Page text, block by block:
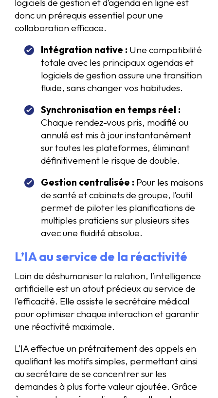
donc un prérequis essentiel pour une
collaboration efficace.
Intégration native : Une compatibilité
totale avec les principaux agendas et
logiciels de gestion assure une transition
fluide, sans changer vos habitudes.
Synchronisation en temps réel :
Chaque rendez-vous pris, modifié ou
annulé est mis à jour instantanément
sur toutes les plateformes, éliminant
définitivement le risque de double.
Gestion centralisée : Pour les maisons
de santé et cabinets de groupe, l’outil
permet de piloter les planifications de
multiples praticiens sur plusieurs sites
avec une fluidité absolue.
L’IA au service de la réactivité
Loin de déshumaniser la relation, l’intelligence
artificielle est un atout précieux au service de
l’efficacité. Elle assiste le secrétaire médical
pour optimiser chaque interaction et garantir
une réactivité maximale.
L’IA effectue un prétraitement des appels en
qualifiant les motifs simples, permettant ainsi
au secrétaire de se concentrer sur les
demandes à plus forte valeur ajoutée. Grâce